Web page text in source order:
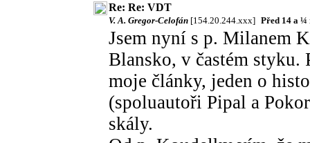
Re: Re: VDT
V. A. Gregor-Celofán [154.20.244.xxx] Před 14 a ¼
Jsem nyní s p. Milanem
Blansko, v častém
moje články, jeden o
(spoluautoři Pipal a
skály.